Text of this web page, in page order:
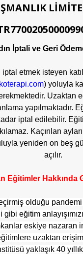
İptali ve Geri
iptal etmek isteyen
) yoluyla
Uzaktan
yapılmaktadır.
iptal edilebilir.
Kaçırılan
yeniden on beş
açılır.
Eğitimler Hakkında
olduğu
eğitim
eskiye nazaran
uzaktan
yaklaşık 40